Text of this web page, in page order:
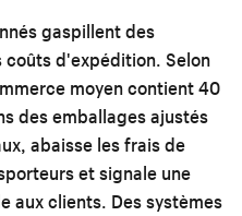
gaspillent des
d'expédition. Selon
moyen contient 40
des emballages ajustés
abaisse les frais de
et signale une
aux clients. Des systèmes